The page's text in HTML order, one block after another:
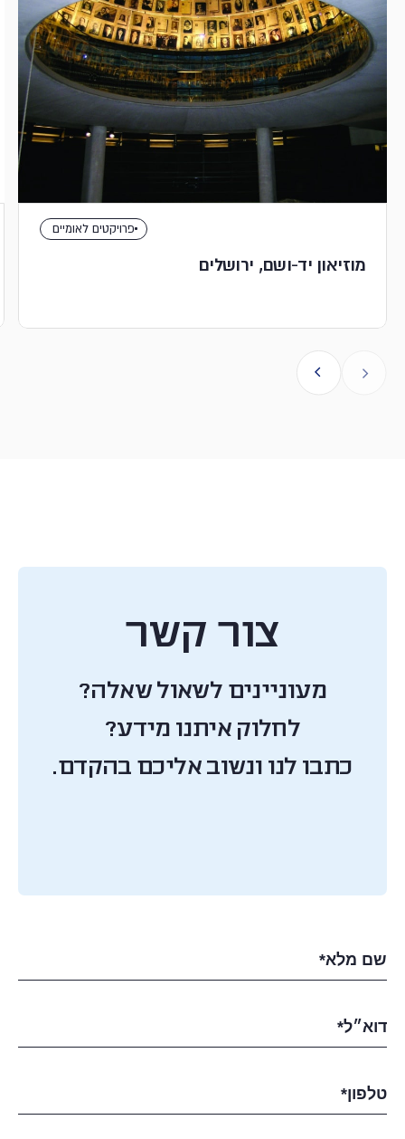
פרויקטים לאומיים
מוזיאון יד-ושם, ירושלים
צור קשר
מעוניינים לשאול שאלה?
לחלוק איתנו מידע?
כתבו לנו ונשוב אליכם בהקדם.